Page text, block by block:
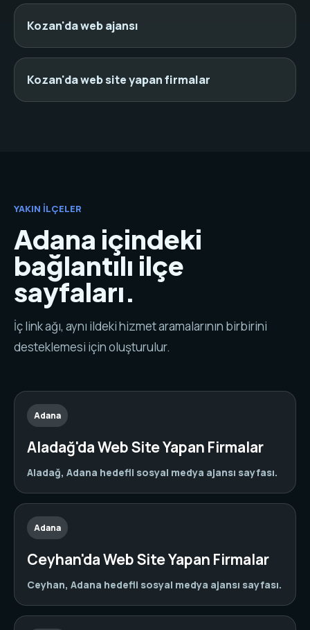
Kozan'da web ajansı
Kozan'da web site yapan firmalar
YAKIN İLÇELER
Adana içindeki
bağlantılı ilçe
sayfaları.
İç link ağı, aynı ildeki hizmet aramalarının birbirini
desteklemesi için oluşturulur.
Adana
Aladağ'da Web Site Yapan Firmalar
Aladağ, Adana hedefli sosyal medya ajansı sayfası.
Adana
Ceyhan'da Web Site Yapan Firmalar
Ceyhan, Adana hedefli sosyal medya ajansı sayfası.